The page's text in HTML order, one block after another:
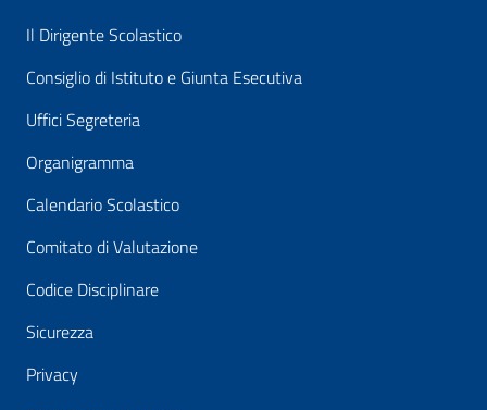
Il Dirigente Scolastico
Consiglio di Istituto e Giunta Esecutiva
Uffici Segreteria
Organigramma
Calendario Scolastico
Comitato di Valutazione
Codice Disciplinare
Sicurezza
Privacy